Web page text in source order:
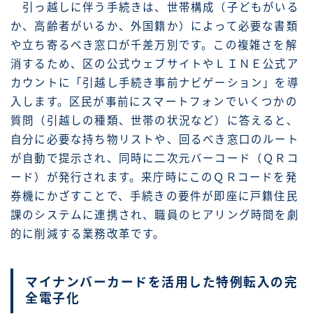
引っ越しに伴う手続きは、世帯構成（子どもがいる
か、高齢者がいるか、外国籍か）によって必要な書類
や立ち寄るべき窓口が千差万別です。この複雑さを解
消するため、区の公式ウェブサイトやＬＩＮＥ公式ア
カウントに「引越し手続き事前ナビゲーション」を導
入します。区民が事前にスマートフォンでいくつかの
質問（引越しの種類、世帯の状況など）に答えると、
自分に必要な持ち物リストや、回るべき窓口のルート
が自動で提示され、同時に二次元バーコード（ＱＲコ
ード）が発行されます。来庁時にこのＱＲコードを発
券機にかざすことで、手続きの要件が即座に戸籍住民
課のシステムに連携され、職員のヒアリング時間を劇
的に削減する業務改革です。
マイナンバーカードを活用した特例転入の完
全電子化